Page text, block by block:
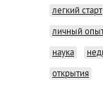
легкий старт
личный
наука
открытия